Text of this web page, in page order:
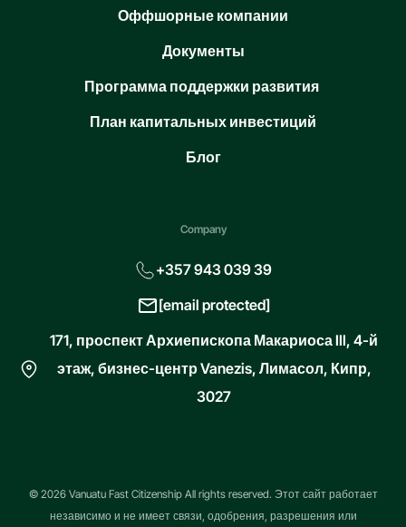
Оффшорные компании
Документы
Программа поддержки развития
План капитальных инвестиций
Блог
Company
+357 943 039 39
[email protected]
171, проспект Архиепископа Макариоса III, 4-й
этаж, бизнес-центр Vanezis, Лимасол, Кипр,
3027
© 2026 Vanuatu Fast Citizenship All rights reserved. Этот сайт работает
независимо и не имеет связи, одобрения, разрешения или